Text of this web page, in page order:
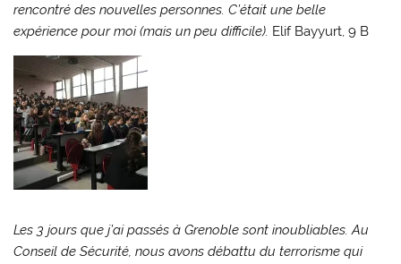
rencontré des nouvelles personnes. C’était une belle
expérience pour moi (mais un peu difficile). Elif Bayyurt, 9 B
Les 3 jours que j’ai passés à Grenoble sont inoubliables. Au
Conseil de Sécurité, nous avons débattu du terrorisme qui